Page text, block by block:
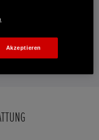
Akzeptieren